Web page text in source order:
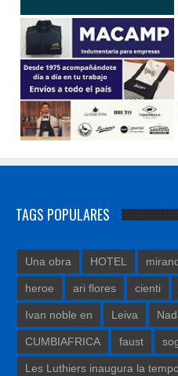
TAGS POPULARES
Una obra HOTEL
heroe ari flores cienti
Ivan noble en Leiva
CUMBIAFRICA faust
Les Luthiers inaugura la